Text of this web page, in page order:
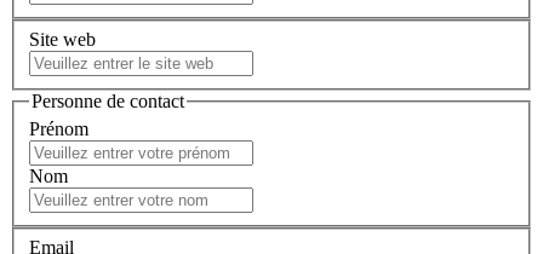
Site web
Personne de contact
Prénom
Nom
Email